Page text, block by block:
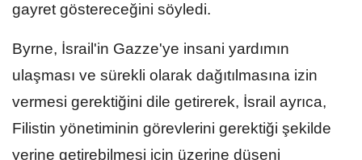
gayret göstereceğini söyledi.
Byrne, İsrail'in Gazze'ye insani yardımın
ulaşması ve sürekli olarak dağıtılmasına izin
vermesi gerektiğini dile getirerek, İsrail ayrıca,
Filistin yönetiminin görevlerini gerektiği şekilde
yerine getirebilmesi için üzerine düşeni